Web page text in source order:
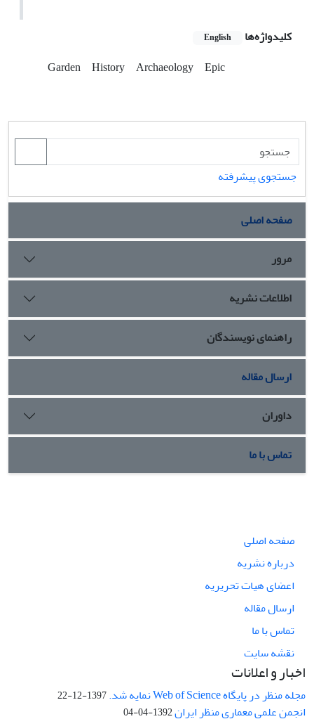
کلیدواژه‌ها English
Garden History Archaeology Epic
جستجوی پیشرفته
صفحه اصلی
مرور
اطلاعات نشریه
راهنمای نویسندگان
ارسال مقاله
داوران
تماس با ما
صفحه اصلی
درباره نشریه
اعضای هیات تحریریه
ارسال مقاله
تماس با ما
نقشه سایت
اخبار و اعلانات
مجله منظر در پایگاه Web of Science نمایه شد. 1397-12-22
انجمن علمی معماری منظر ایران1392-04-04